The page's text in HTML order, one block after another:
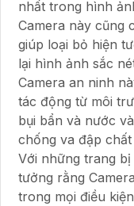
nhất trong hình
Camera này cũng
giúp loại bỏ hiện
lại hình ảnh sắc
Camera an ninh
tác động từ môi
bụi bẩn và nước
chống va đập
Với những trang
tưởng rằng
trong mọi điều